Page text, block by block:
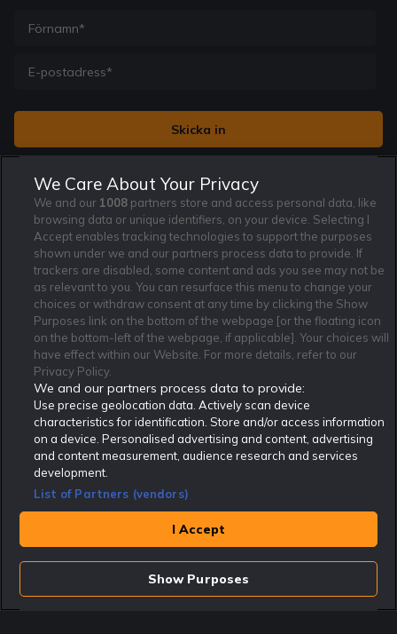
Jag vill få nyhetsbrev från Rekatochklart och jag är 18+. Regler
och villkor gäller. *
Rekatochklart.com är Sveriges ledande betting-community. 2017 nominerades
Rekatochklart som en av världens bästa spelinformations-sajter på spelbranschens egen
Oscarsgala EGR Awards.
Rekatochklart är oberoende och ej knutet till något specifikt spelbolag. Här hittar du
speltips, unika insättningsbonusar och erbjudanden från de största och mest seriösa
spelbolagen. En spelbok, spelskola, information om skador och avstängningar samt vårt
populära klotterplank.
Har du några frågor är du välkommen att
kontakta oss
Spela ansvarsfullt. Åldersgränsen för spel är 18+ Har ditt spelande blivit ett
problem? Kontakta stödlinjen på 020-81 91 00. Odds kan ändras. Alla odds var
korrekta vid den tidpunkt de publicerades. Spel utan konto innebär att man
Affiliate Modell
Om Rekatochklart
Kontakta oss
Redaktionen
Ansvarsfullt Spelande
F.A.Q
Nyhetsarkiv
Redaktionell policy
Cookie Policy
Användarvilkor
Integritetspolicy
Rekatochklart shop
We Care About Your Privacy
We and our 1008 partners store and access personal data, like
browsing data or unique identifiers, on your device. Selecting I
Accept enables tracking technologies to support the purposes
shown under we and our partners process data to provide. If
trackers are disabled, some content and ads you see may not be
as relevant to you. You can resurface this menu to change your
choices or withdraw consent at any time by clicking the Show
Purposes link on the bottom of the webpage [or the floating icon
on the bottom-left of the webpage, if applicable]. Your choices will
have effect within our Website. For more details, refer to our
Privacy Policy.
We and our partners process data to provide:
Use precise geolocation data. Actively scan device
characteristics for identification. Store and/or access information
on a device. Personalised advertising and content, advertising
and content measurement, audience research and services
development.
List of Partners (vendors)
I Accept
Show Purposes